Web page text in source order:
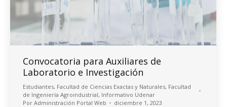
Convocatoria para Auxiliares de
Laboratorio e Investigación
Estudiantes, Facultad de Ciencias Exactas y Naturales, Facultad
de Ingeniería Agroindustrial, Informativo Udenar
Por Administración Portal Web diciembre 1, 2023